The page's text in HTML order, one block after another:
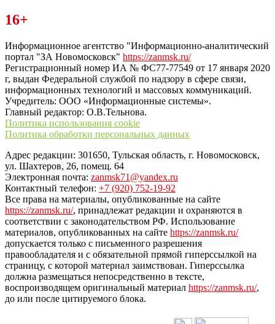
Читайте последние новости дня в Тульской области на сайте
“ЗаНовомосковск”
16+
Информационное агентство "Информационно-аналитический
портал "ЗА Новомосковск" https://zanmsk.ru/
Регистрационный номер ИА № ФС77-77549 от 17 января 2020
г, выдан Федеральной службой по надзору в сфере связи,
информационных технологий и массовых коммуникаций.
Учредитель: ООО «Информационные системы».
Главный редактор: О.В.Тельнова.
Политика использования cookie
Политика обработки персональных данных
Адрес редакции: 301650, Тульская область, г. Новомосковск,
ул. Шахтеров, 26, помещ. 64
Электронная почта: zanmsk71@yandex.ru
Контактный телефон: +7 (920) 752-19-92
Все права на материалы, опубликованные на сайте
https://zanmsk.ru/, принадлежат редакции и охраняются в
соответствии с законодательством РФ. Использование
материалов, опубликованных на сайте https://zanmsk.ru/
допускается только с письменного разрешения
правообладателя и с обязательной прямой гиперссылкой на
страницу, с которой материал заимствован. Гиперссылка
должна размещаться непосредственно в тексте,
воспроизводящем оригинальный материал https://zanmsk.ru/,
до или после цитируемого блока.